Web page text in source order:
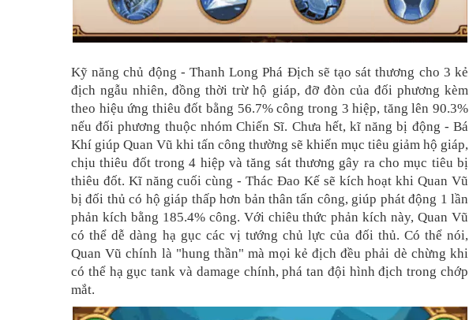
Kỹ năng chủ động - Thanh Long Phá Địch sẽ tạo sát thương cho 3 kẻ
địch ngẫu nhiên, đồng thời trừ hộ giáp, đỡ đòn của đối phương kèm
theo hiệu ứng thiêu đốt bằng 56.7% công trong 3 hiệp, tăng lên 90.3%
nếu đối phương thuộc nhóm Chiến Sĩ. Chưa hết, kĩ năng bị động - Bá
Khí giúp Quan Vũ khi tấn công thường sẽ khiến mục tiêu giảm hộ giáp,
chịu thiêu đốt trong 4 hiệp và tăng sát thương gây ra cho mục tiêu bị
thiêu đốt. Kĩ năng cuối cùng - Thác Đao Kế sẽ kích hoạt khi Quan Vũ
bị đối thủ có hộ giáp thấp hơn bản thân tấn công, giúp phát động 1 lần
phản kích bằng 185.4% công. Với chiêu thức phản kích này, Quan Vũ
có thể dễ dàng hạ gục các vị tướng chủ lực của đối thủ. Có thể nói,
Quan Vũ chính là "hung thần" mà mọi kẻ địch đều phải dè chừng khi
có thể hạ gục tank và damage chính, phá tan đội hình địch trong chớp
mắt.